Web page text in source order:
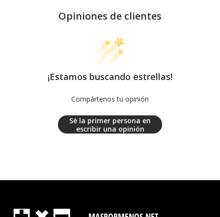
Opiniones de clientes
¡Estamos buscando estrellas!
Compártenos tu opinión
Sé la primer persona en
escribir una opinión